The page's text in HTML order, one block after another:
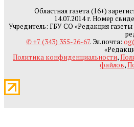
Областная газета (16+)
14.07.2014 г. Номер
Учредитель: ГБУ СО «Редакция газеты
✆ +7 (343) 355-26-67. Эл.почта:
Политика конфиденциальности,
файлов,